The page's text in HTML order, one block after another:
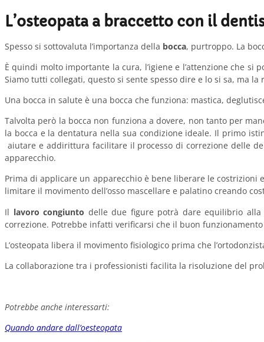
L’osteopata a braccetto con il
Spesso si sottovaluta l’importanza della bocca, purtroppo. La
È quindi molto importante la cura, l’igiene e l’attenzione che
Siamo tutti collegati, questo si sente spesso dire e lo si sa, ma
Una bocca in salute è una bocca che funziona: mastica,
Talvolta però la bocca non funziona a dovere, non tanto per
la bocca e la dentatura nella sua condizione ideale. Il primo
aiutare e addirittura facilitare il processo di correzione delle
apparecchio.
Prima di applicare un apparecchio è bene liberare le
limitare il movimento dell’osso mascellare e palatino creando
Il lavoro congiunto delle due figure potrà dare equilibrio
correzione. Potrebbe infatti verificarsi che il buon
L’osteopata libera il movimento fisiologico prima che
La collaborazione tra i professionisti facilita la risoluzione del
Potrebbe anche interessarti:
Quando andare dall’oesteopata